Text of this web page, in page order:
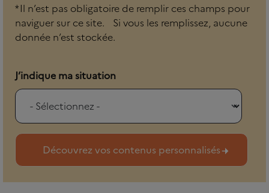
* Il n’est pas obligatoire de remplir ces champs pour
naviguer sur ce site. Si vous les remplissez, aucune
donnée n’est stockée.
J’indique ma situation